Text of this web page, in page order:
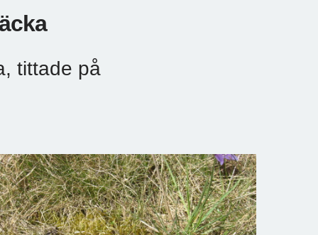
tittade på